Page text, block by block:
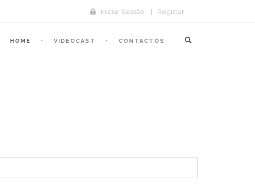
Iniciar Sessão | Registar
HOME VIDEOCAST CONTACTOS